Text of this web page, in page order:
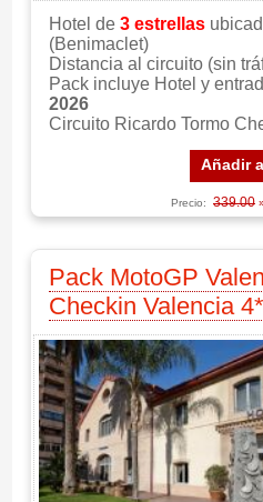
Hotel de 3 estrellas
(Benimaclet)
Distancia al circuito (sin
Pack incluye Hotel y
2026
Circuito Ricardo Tormo
Añadir
Precio: 339.00 »
Pack MotoGP
Checkin Valencia